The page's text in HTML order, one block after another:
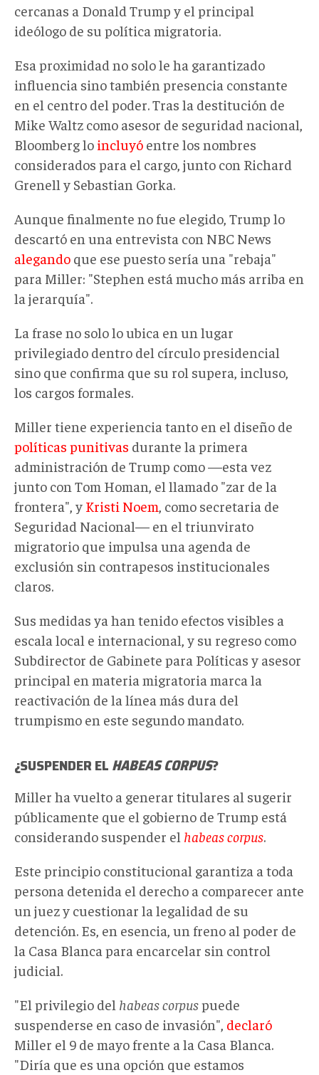
cercanas a Donald Trump y el principal
ideólogo de su política migratoria.
Esa proximidad no solo le ha garantizado
influencia sino también presencia constante
en el centro del poder. Tras la destitución de
Mike Waltz como asesor de seguridad nacional,
Bloomberg lo incluyó entre los nombres
considerados para el cargo, junto con Richard
Grenell y Sebastian Gorka.
Aunque finalmente no fue elegido, Trump lo
descartó en una entrevista con NBC News
alegando que ese puesto sería una "rebaja"
para Miller: "Stephen está mucho más arriba en
la jerarquía".
La frase no solo lo ubica en un lugar
privilegiado dentro del círculo presidencial
sino que confirma que su rol supera, incluso,
los cargos formales.
Miller tiene experiencia tanto en el diseño de
políticas punitivas durante la primera
administración de Trump como—esta vez
junto con Tom Homan, el llamado "zar de la
frontera", y Kristi Noem , como secretaria de
Seguridad Nacional— en el triunvirato
migratorio que impulsa una agenda de
exclusión sin contrapesos institucionales
claros.
Sus medidas ya han tenido efectos visibles a
escala local e internacional, y su regreso como
Subdirector de Gabinete para Políticas y asesor
principal en materia migratoria marca la
reactivación de la línea más dura del
trumpismo en este segundo mandato.
¿SUSPENDER ELHABEAS CORPUS?
Miller ha vuelto a generar titulares al sugerir
públicamente que el gobierno de Trump está
considerando suspender el habeas corpus.
Este principio constitucional garantiza a toda
persona detenida el derecho a comparecer ante
un juez y cuestionar la legalidad de su
detención. Es, en esencia, un freno al poder de
la Casa Blanca para encarcelar sin control
judicial.
"El privilegio del habeas corpuspuede
suspenderse en caso de invasión", declaró
Miller el 9 de mayo frente a la Casa Blanca.
"Diría que es una opción que estamos